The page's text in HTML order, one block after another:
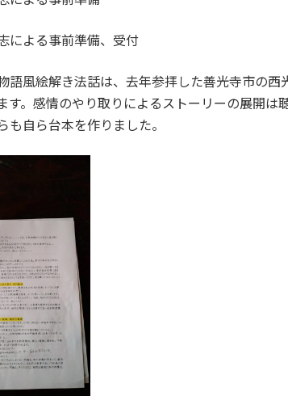
による事前準備、受付
語風絵解き法話は、去年参拝した善光寺市の
す。感情のやり取りによるストーリーの展開は
も自ら台本を作りました。